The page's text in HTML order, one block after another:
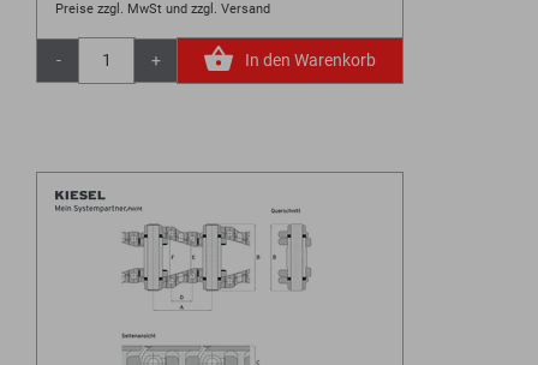
Preise zzgl. MwSt und zzgl. Versand
- + In den Warenkorb